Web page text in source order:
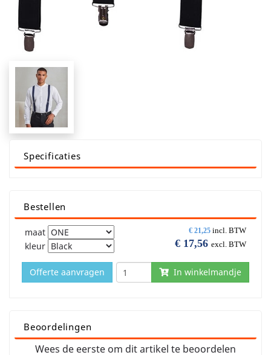
Specificaties
Bestellen
€ 21,25 incl. BTW
€ 17,56 excl. BTW
maat
kleur
In winkelmandje
Offerte aanvragen
Beoordelingen
Wees de eerste om dit artikel te beoordelen